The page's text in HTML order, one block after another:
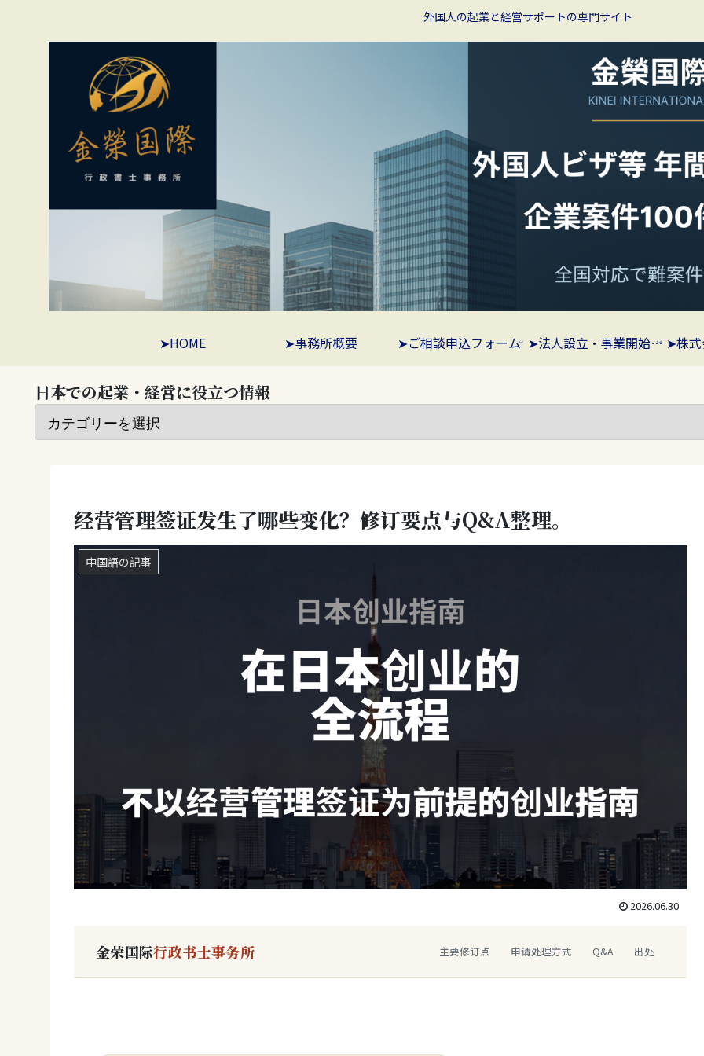
外国人の起業と経営サポートの専門サイト
➤HOME ➤事務所概要 ➤ご相談申込フォーム ➤法人設立・事業開始支援プラン
日本での起業・経営に役立つ情報
经营管理签证发生了哪些变化？修订要点与Q&A整理。
中国語の記事
2026.06.30
金荣国际行政书士事务所 主要修订点 申请处理方式 Q&A 出处